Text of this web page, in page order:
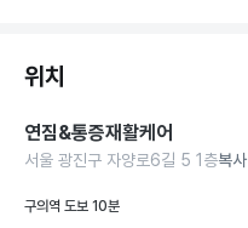
위치
연짐&통증재활케어
서울 광진구 자양로6길 5 1층복사
구의역 도보 10분